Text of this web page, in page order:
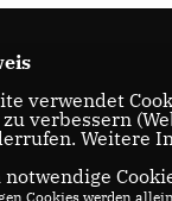
verwendet
zu verbessern
Weitere
Cookies werden